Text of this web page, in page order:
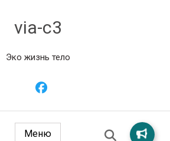
via-c3
Эко жизнь тело
Меню